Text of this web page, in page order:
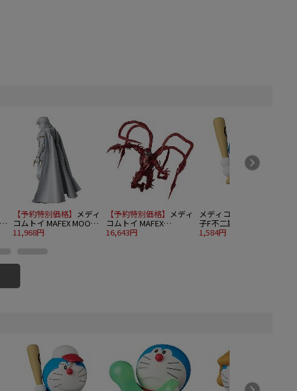
【予約特別価格】 メディ
コムトイ MAFEX MOON
KNIGHT
11,968円
【予約特別価格】 メディ
コムトイ MAFEX
CARNAGE (Venom: Let
16,643円
メディコムトイ UDF 藤
子F不二雄作品シリーズ
18 バッティングドラえ
1,584円